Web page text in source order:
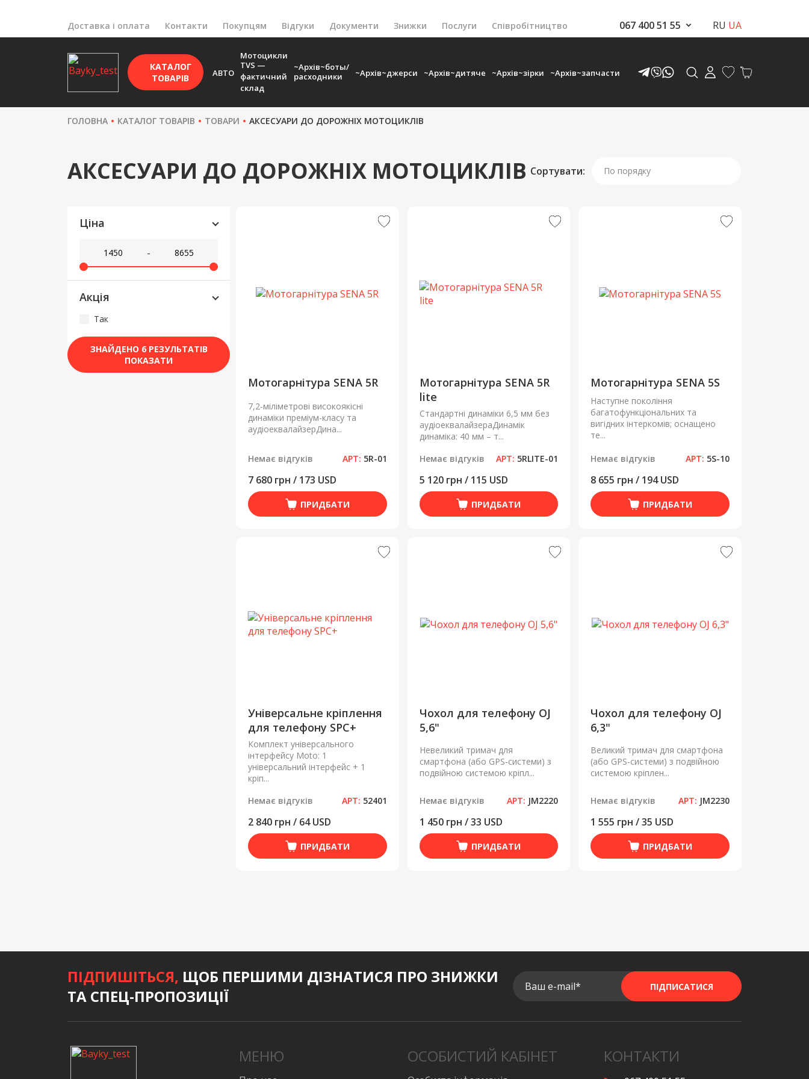
Доставка і оплата Контакти Покупцям Відгуки Документи Знижки Послуги Співробітництво 067 400 51 55 RU UA
КАТАЛОГ
ТОВАРІВ
АВТО
Мотоцикли
TVS —
фактичний
склад
~Архів~боты/
расходники ~Архів~джерси ~Архів~дитяче ~Архів~зірки ~Архів~запчасти
ГОЛОВНА КАТАЛОГ ТОВАРІВ ТОВАРИ АКСЕСУАРИ ДО ДОРОЖНІХ МОТОЦИКЛІВ
АКСЕСУАРИ ДО ДОРОЖНІХ МОТОЦИКЛІВ Сортувати: По порядку
Ціна
-
Акція
Так
ЗНАЙДЕНО 6 РЕЗУЛЬТАТІВ
ПОКАЗАТИ
Мотогарнітура SENA 5R
7,2-міліметрові високоякісні
динаміки преміум-класу та
аудіоеквалайзерДина...
Немає відгуків АРТ: 5R-01
7 680 грн / 173 USD
ПРИДБАТИ
Мотогарнітура SENA 5R
lite
Стандартні динаміки 6,5 мм без
аудіоеквалайзераДинамік
динаміка: 40 мм – т...
Немає відгуків
АРТ: 5RLITE-01
5 120 грн / 115 USD
ПРИДБАТИ
Мотогарнітура SENA 5S
Наступне покоління
багатофункціональних та
вигідних інтеркомів; оснащено
те...
Немає відгуків АРТ: 5S-10
8 655 грн / 194 USD
ПРИДБАТИ
Універсальне кріплення
для телефону SPC+
Комплект універсального
інтерфейсу Moto: 1
універсальний інтерфейс + 1
кріп...
Немає відгуків
АРТ: 52401
2 840 грн / 64 USD
ПРИДБАТИ
Чохол для телефону OJ
5,6"
Невеликий тримач для
смартфона (або GPS-системи) з
подвійною системою кріпл...
Немає відгуків АРТ: JM2220
1 450 грн / 33 USD
ПРИДБАТИ
Чохол для телефону OJ
6,3"
Великий тримач для смартфона
(або GPS-системи) з подвійною
системою кріплен...
Немає відгуків АРТ: JM2230
1 555 грн / 35 USD
ПРИДБАТИ
ПІДПИШІТЬСЯ, ЩОБ ПЕРШИМИ ДІЗНАТИСЯ ПРО ЗНИЖКИ
ТА СПЕЦ-ПРОПОЗИЦІЇ
Ваш e-mail* ПІДПИСАТИСЯ
МЕНЮ ОСОБИСТИЙ КАБІНЕТ КОНТАКТИ